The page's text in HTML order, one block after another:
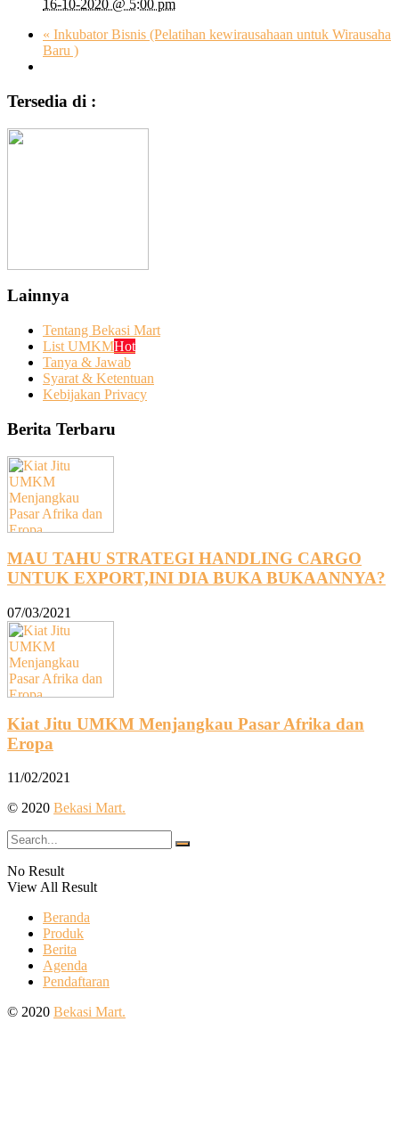
16-10-2020 @ 5:00 pm
« Inkubator Bisnis (Pelatihan kewirausahaan untuk Wirausaha
Baru )
Tersedia di :
Lainnya
Tentang Bekasi Mart
List UMKMHot
Tanya & Jawab
Syarat & Ketentuan
Kebijakan Privacy
Berita Terbaru
MAU TAHU STRATEGI HANDLING CARGO
UNTUK EXPORT,INI DIA BUKA BUKAANNYA?
07/03/2021
Kiat Jitu UMKM Menjangkau Pasar Afrika dan
Eropa
11/02/2021
© 2020 Bekasi Mart.
No Result
View All Result
Beranda
Produk
Berita
Agenda
Pendaftaran
© 2020 Bekasi Mart.